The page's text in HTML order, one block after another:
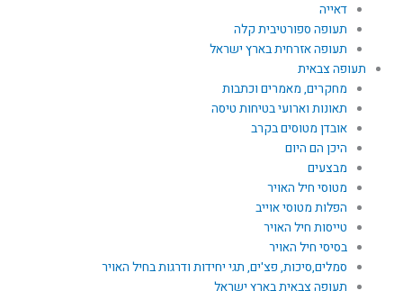
דאייה
תעופה ספורטיבית קלה
תעופה אזרחית בארץ ישראל
תעופה צבאית
מחקרים, מאמרים וכתבות
תאונות וארועי בטיחות טיסה
אובדן מטוסים בקרב
היכן הם היום
מבצעים
מטוסי חיל האויר
הפלות מטוסי אוייב
טייסות חיל האויר
בסיסי חיל האויר
סמלים,סיכות, פצ'ים, תגי יחידות ודרגות בחיל האויר
תעופה צבאית בארץ ישראל